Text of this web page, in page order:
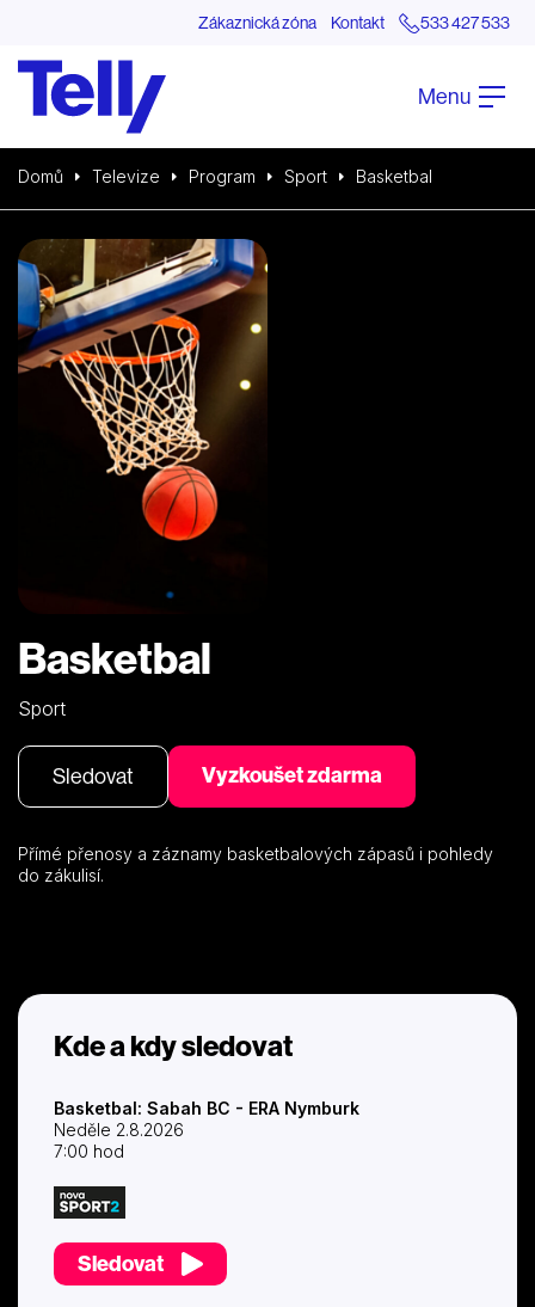
Zákaznická zóna Kontakt 533 427 533
Menu
Domů Televize Program Sport Basketbal
Basketbal
Sport
Sledovat Vyzkoušet zdarma
Přímé přenosy a záznamy basketbalových zápasů i pohledy
do zákulisí.
Kde a kdy sledovat
Basketbal: Sabah BC - ERA Nymburk
Neděle 2.8.2026
7:00 hod
Sledovat